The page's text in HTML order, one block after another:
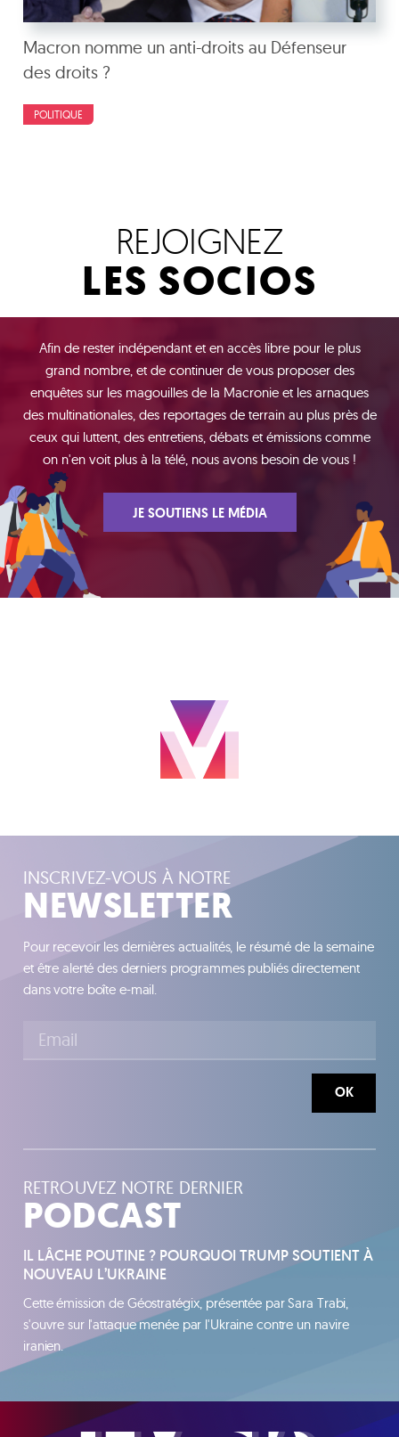
Macron nomme un anti-droits au Défenseur
des droits ?
POLITIQUE
REJOIGNEZ
LES SOCIOS
Afin de rester indépendant et en accès libre pour le plus
grand nombre, et de continuer de vous proposer des
enquêtes sur les magouilles de la Macronie et les arnaques
des multinationales, des reportages de terrain au plus près de
ceux qui luttent, des entretiens, débats et émissions comme
on n'en voit plus à la télé, nous avons besoin de vous !
JE SOUTIENS LE MÉDIA
INSCRIVEZ-VOUS À NOTRE
NEWSLETTER
Pour recevoir les dernières actualités, le résumé de la semaine
et être alerté des derniers programmes publiés directement
dans votre boîte e-mail.
OK
RETROUVEZ NOTRE DERNIER
PODCAST
IL LÂCHE POUTINE ? POURQUOI TRUMP SOUTIENT À
NOUVEAU L’UKRAINE
Cette émission de Géostratégix, présentée par Sara Trabi,
s'ouvre sur l'attaque menée par l'Ukraine contre un navire
iranien.